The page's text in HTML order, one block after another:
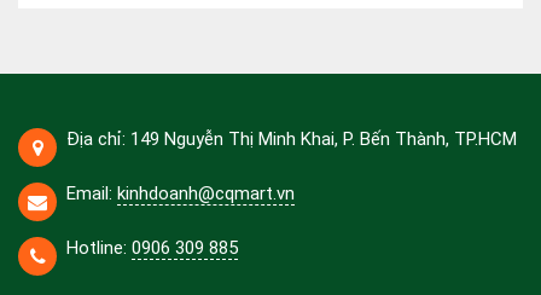
Địa chỉ: 149 Nguyễn Thị Minh Khai, P. Bến Thành, TP.HCM
Email: kinhdoanh@cqmart.vn
Hotline: 0906 309 885